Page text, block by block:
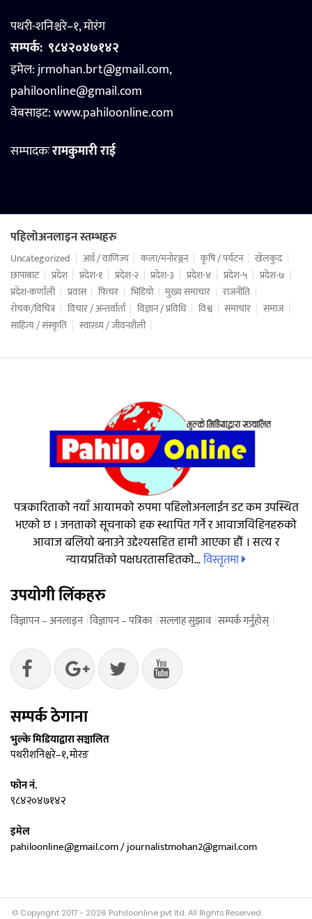
पथरी-शनिश्चरे–१, मोरंग
सम्पर्क: ९८४२०४७१४२
इमेल: jrmohan.brt@gmail.com,
pahiloonline@gmail.com
वेबसाइट:www.pahiloonline.com
सम्पादकःरामकुमारी राई
पहिलोअनलाइन स्तम्भहरु
Uncategorized अर्थ / वाणिज्य कला/मनोरञ्जन कृषि / पर्यटन
खेलकुद
छापाबाट
प्रदेश प्रदेश-१ प्रदेश-२ प्रदेश-३ प्रदेश-४ प्रदेश-५
प्रदेश-७
प्रदेश-कर्णाली
प्रवास फिचर भिडियो मुख्य समाचार
राजनीति
रोचक/विचित्र
विचार / अन्तर्वार्ता विज्ञान / प्रविधि विश्व समाचार
समाज
साहित्य / संस्कृति
स्वास्थ्य / जीवनशैली
पत्रकारिताको नयाँ आयामको रुपमा पहिलोअनलाईन डट कम उपस्थित
भएको छ । जनताको सूचनाको हक स्थापित गर्ने र आवाजविहिनहरुको
आवाज बलियो बनाउने उद्देश्यसहित हामी आएका हौं । सत्य र
न्यायप्रतिको पक्षधरतासहितको...विस्तृतमा
उपयोगी लिंकहरु
विज्ञापन – अनलाइन विज्ञापन – पत्रिका सल्लाह सुझाव सम्पर्क गर्नुहोस्
सम्पर्क ठेगाना
भुल्के मिडियाद्वारा सञ्चालित
पथरीशनिश्चरे–१, मोरङ
फोन नं.
९८४२०४७१४२
इमेल
pahiloonline@gmail.com / journalistmohan2@gmail.com
© Copyright 2017 - 2026 Pahiloonline pvt ltd. All Rights Reserved.